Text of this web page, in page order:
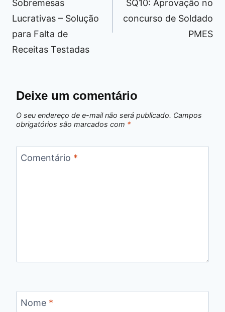
Sobremesas
Lucrativas – Solução
para Falta de
Receitas Testadas
SQ10: Aprovação no
concurso de Soldado
PMES
Deixe um comentário
O seu endereço de e-mail não será publicado. Campos
obrigatórios são marcados com *
Comentário *
Nome *